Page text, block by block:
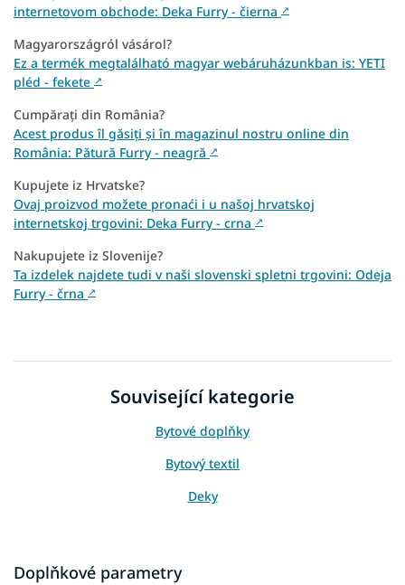
internetovom obchode: Deka Furry - čierna ↗
Magyarországról vásárol?
Ez a termék megtalálható magyar webáruházunkban is: YETI
pléd - fekete ↗
Cumpărați din România?
Acest produs îl găsiți și în magazinul nostru online din
România: Pătură Furry - neagră ↗
Kupujete iz Hrvatske?
Ovaj proizvod možete pronaći i u našoj hrvatskoj
internetskoj trgovini: Deka Furry - crna ↗
Nakupujete iz Slovenije?
Ta izdelek najdete tudi v naši slovenski spletni trgovini: Odeja
Furry - črna ↗
Související kategorie
Bytové doplňky
Bytový textil
Deky
Doplňkové parametry